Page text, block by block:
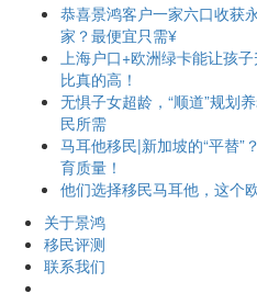
恭喜景鸿客户一家六口收获
家？最便宜只需¥
上海户口+欧洲绿卡能让孩
比真的高！
无惧子女超龄，“顺道”规划
民所需
马耳他移民|新加坡的“平替”
育质量！
他们选择移民马耳他，这个
关于景鸿
移民评测
联系我们